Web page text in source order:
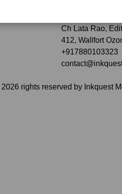
Ch Lata Rao,
412, Wallfort
+917880103323
2026 rights reserved by Inkquest